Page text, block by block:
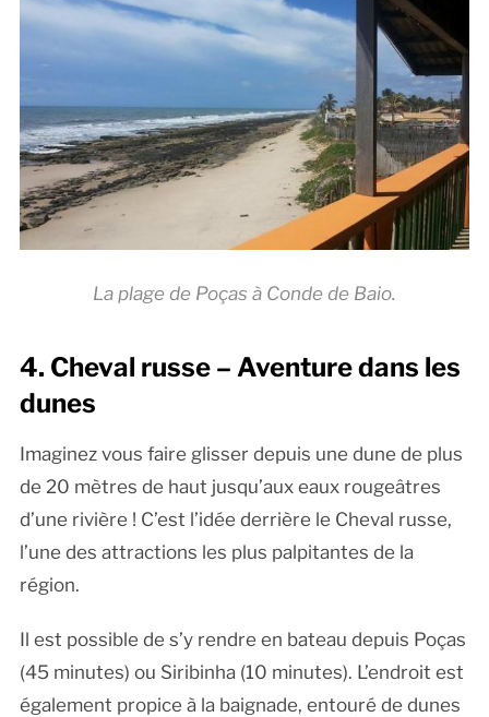
La plage de Poças à Conde de Baio.
4. Cheval russe – Aventure dans les
dunes
Imaginez vous faire glisser depuis une dune de plus
de 20 mètres de haut jusqu’aux eaux rougeâtres
d’une rivière ! C’est l’idée derrière le Cheval russe,
l’une des attractions les plus palpitantes de la
région.
Il est possible de s’y rendre en bateau depuis Poças
(45 minutes) ou Siribinha (10 minutes). L’endroit est
également propice à la baignade, entouré de dunes